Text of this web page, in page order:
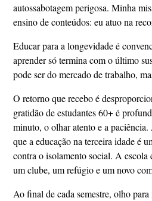
autossabotagem perigosa. Minha
ensino de conteúdos: eu atuo na
Educar para a longevidade é
aprender só termina com o último
pode ser do mercado de trabalho,
O retorno que recebo é
gratidão de estudantes 60+ é
minuto, o olhar atento e a paciência.
que a educação na terceira idade é
contra o isolamento social. A escola
um clube, um refúgio e um novo
Ao final de cada semestre, olho